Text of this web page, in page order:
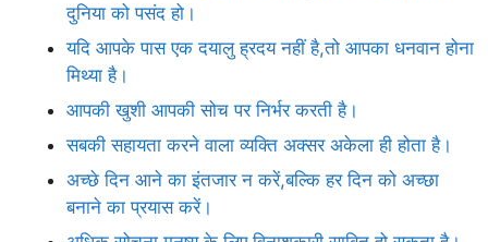
दुनिया को पसंद हो।
यदि आपके पास एक दयालु ह्रदय नहीं है,तो आपका धनवान होना
मिथ्या है।
आपकी खुशी आपकी सोच पर निर्भर करती है।
सबकी सहायता करने वाला व्यक्ति अक्सर अकेला ही होता है।
अच्छे दिन आने का इंतजार न करें,बल्कि हर दिन को अच्छा
बनाने का प्रयास करें।